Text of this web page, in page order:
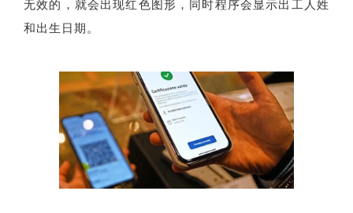
无效的，就会出现红色图形，同时程序会显示出工人姓
和出生日期。